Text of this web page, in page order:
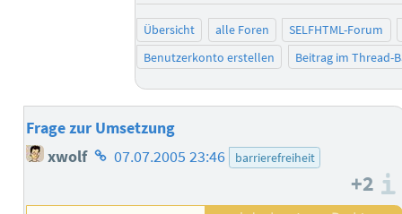
Übersicht alle Foren
SELFHTML-Forum
Benutzerkonto erstellen
Beitrag im Thread-
Frage zur Umsetzung
xwolf Homepage
Autors
07.07.2005 23:46 barrierefreiheit
+2